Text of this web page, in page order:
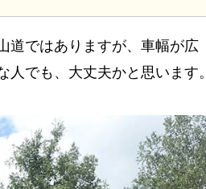
道ではありますが、車幅が広
でも、大丈夫かと思います。